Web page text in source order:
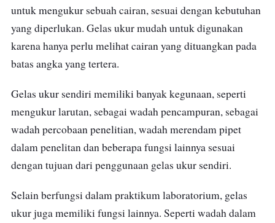
untuk mengukur sebuah cairan, sesuai dengan kebutuhan
yang diperlukan. Gelas ukur mudah untuk digunakan
karena hanya perlu melihat cairan yang dituangkan pada
batas angka yang tertera.
Gelas ukur sendiri memiliki banyak kegunaan, seperti
mengukur larutan, sebagai wadah pencampuran, sebagai
wadah percobaan penelitian, wadah merendam pipet
dalam penelitan dan beberapa fungsi lainnya sesuai
dengan tujuan dari penggunaan gelas ukur sendiri.
Selain berfungsi dalam praktikum laboratorium, gelas
ukur juga memiliki fungsi lainnya. Seperti wadah dalam